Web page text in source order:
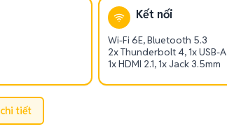
Kết nối
Wi-Fi 6E, Bluetooth 5.3
2x Thunderbolt 4, 1x USB-A
1x HDMI 2.1, 1x Jack 3.5mm
tiết